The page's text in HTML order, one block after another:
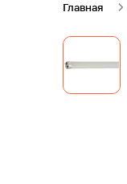
Главная